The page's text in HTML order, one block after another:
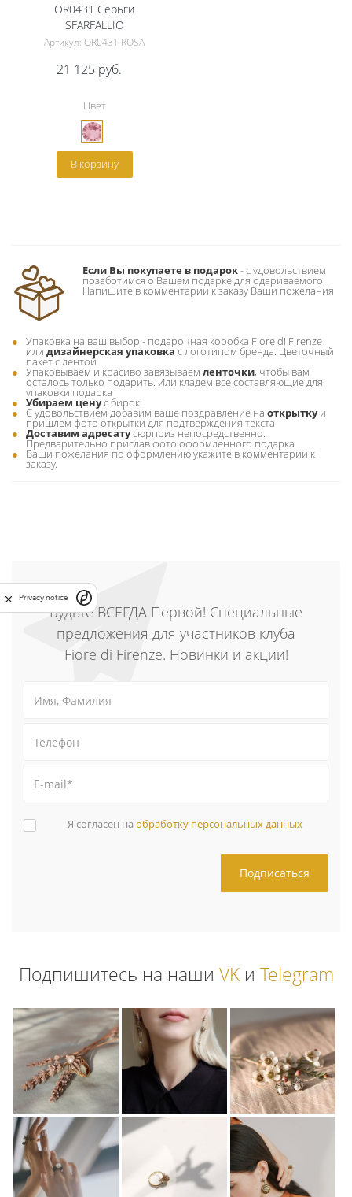
OR0431 Серьги
SFARFALLIO
Артикул: OR0431 ROSA
21 125 руб.
Цвет
В корзину
Если Вы покупаете в подарок- c удовольствием
позаботимся о Вашем подарке для одариваемого.
Напишите в комментарии к заказу Ваши пожелания
Упаковка на ваш выбор - подарочная коробка Fiore di Firenze
или дизайнерская упаковка с логотипом бренда. Цветочный
пакет с лентой
Упаковываем и красиво завязываем ленточки, чтобы вам
осталось только подарить. Или кладем все составляющие для
упаковки подарка
Убираем ценус бирок
С удовольствием добавим ваше поздравление на открыткуи
пришлем фото открытки для подтверждения текста
Доставим адресатусюрприз непосредственно.
Предварительно прислав фото оформленного подарка
Ваши пожелания по оформлению укажите в комментарии к
заказу.
Будьте ВСЕГДА Первой! Специальные
предложения для участников клуба
Fiore di Firenze. Новинки и акции!
Я согласен на обработку персональных данных
Подпишитесь на наши VKи Telegram
Privacy notice